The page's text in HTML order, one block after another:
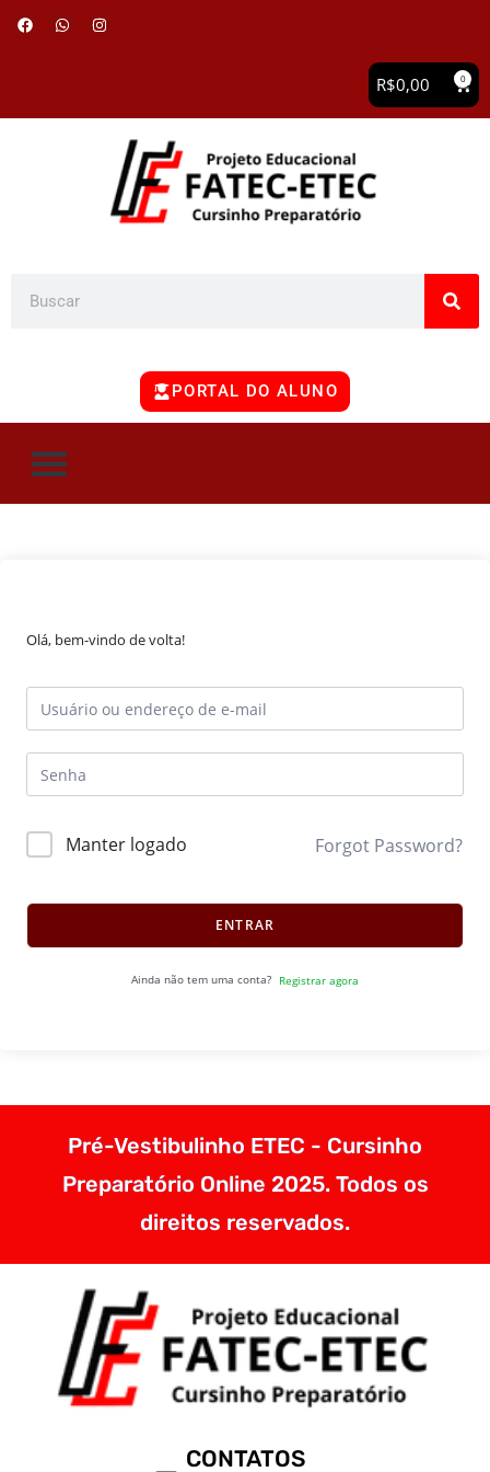
R$0,00 0
PORTAL DO ALUNO
Olá, bem-vindo de volta!
Manter logado Forgot Password?
ENTRAR
Ainda não tem uma conta? Registrar agora
Pré-Vestibulinho ETEC - Cursinho
Preparatório Online 2025. Todos os
direitos reservados.
CONTATOS